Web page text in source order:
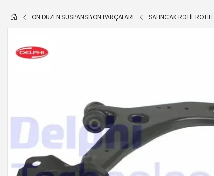
ÖN DÜZEN SÜSPANSİYON PARÇALARI SALINCAK ROTİL